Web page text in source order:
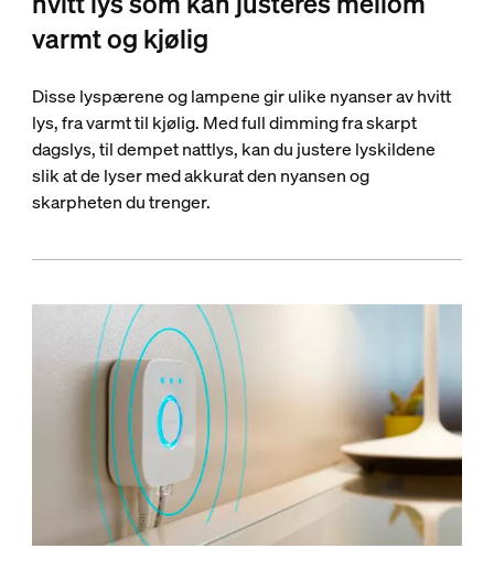
varmt og kjølig
Disse lyspærene og lampene gir ulike nyanser av hvitt
lys, fra varmt til kjølig. Med full dimming fra skarpt
dagslys, til dempet nattlys, kan du justere lyskildene
slik at de lyser med akkurat den nyansen og
skarpheten du trenger.